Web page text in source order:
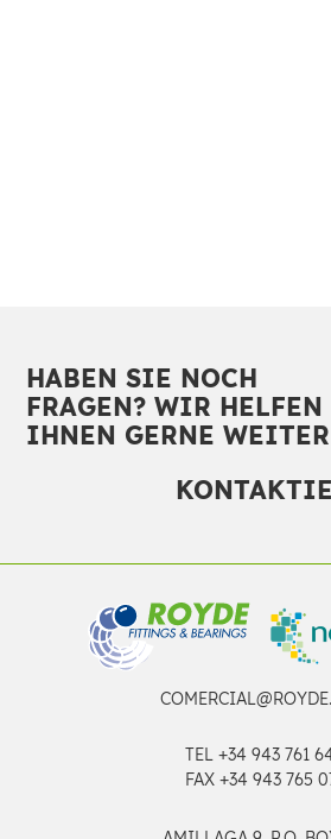
HABEN SIE NOCH
FRAGEN? WIR HELFEN
IHNEN GERNE WEITER
TEL+34 943 761
FAX +34 943 765